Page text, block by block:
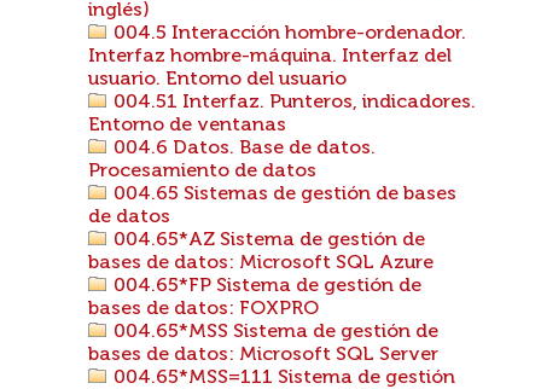
inglés)
004.5 Interacción hombre-ordenador.
Interfaz hombre-máquina. Interfaz del
usuario. Entorno del usuario
004.51 Interfaz. Punteros, indicadores.
Entorno de ventanas
004.6 Datos. Base de datos.
Procesamiento de datos
004.65 Sistemas de gestión de bases
de datos
004.65*AZ Sistema de gestión de
bases de datos: Microsoft SQL Azure
004.65*FP Sistema de gestión de
bases de datos: FOXPRO
004.65*MSS Sistema de gestión de
bases de datos: Microsoft SQL Server
004.65*MSS=111 Sistema de gestión